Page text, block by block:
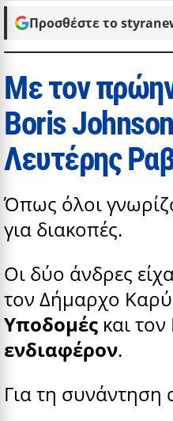
Προσθέστε το
Με τον
Boris
Λευτέρης
Όπως όλοι
για διακοπές.
Οι δύο άνδρες
τον Δήμαρχο
Υποδομές και
ενδιαφέρον.
Για τη συνάντηση